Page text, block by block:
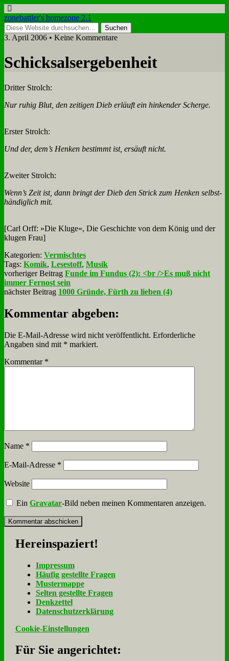
zonebattler's homezone 2.1
3. April 2006 • Keine Kommentare
Schick­sals­er­ge­ben­heit
Drit­ter Strolch:
Nur ru­hig Blut, den zei­ti­gen Dieb er­läuft ein hin­ken­der Scher­ge.
Er­ster Strolch:
Und der, dem’s Hen­ken be­stimmt ist, er­säuft nicht.
Zwei­ter Strolch:
Wenn’s Zeit ist, dann bringt der Dieb den Strick zum Hen­ken selbst­
hän­dig­lich mit.
[Carl Orff: »Die Klu­ge«, Die Ge­schich­te von dem Kö­nig und der
klu­gen Frau]
Kategorien: Vermischtes
Tags: Komik, Lesestoff, Musik
vorheriger Beitrag Funde im Fundus (2): <br />Es muß nicht
immer Fernost sein
nächster Beitrag 1000 Gründe, Fürth zu lieben (4)
Kommentar abgeben:
Die E-Mail-Adresse wird nicht veröffentlicht. Erforderliche
Angaben sind mit * markiert.
Kommentar *
Name *
E-Mail-Adresse *
Website
EinGravatar-Bild neben meinen Kommentaren anzeigen.
Her­ein­spa­ziert!
Im­pres­sum
Häu­fig ge­stell­te Fra­gen
Mu­ster­map­pe
Sel­ten ge­stell­te Fra­gen
Denk­zet­tel
Da­ten­schutz­er­klä­rung
Cookie-Einstellungen
Für Sie an­ge­rich­tet: